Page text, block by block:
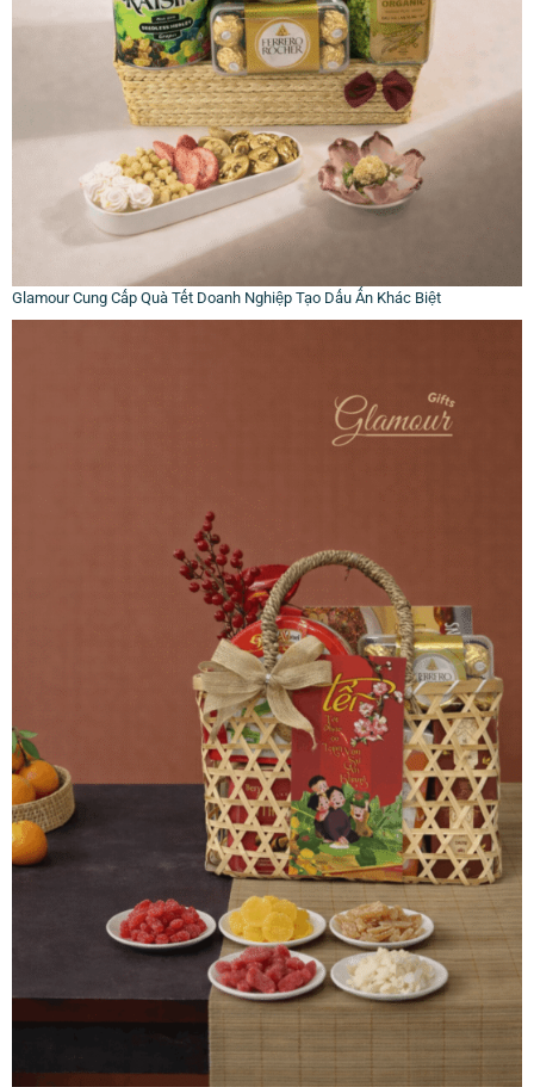
Glamour Cung Cấp Quà Tết Doanh Nghiệp Tạo Dấu Ấn Khác Biệt